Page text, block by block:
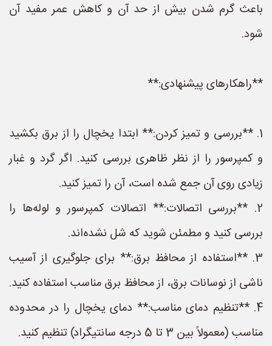
باعث گرم شدن بیش از حد آن و کاهش عمر مفید آن
شود.
**راهکارهای پیشنهادی:**
1. **بررسی و تمیز کردن:** ابتدا یخچال را از برق بکشید
و کمپرسور را از نظر ظاهری بررسی کنید. اگر گرد و غبار
زیادی روی آن جمع شده است، آن را تمیز کنید.
2. **بررسی اتصالات:** اتصالات کمپرسور و لوله‌ها را
بررسی کنید و مطمئن شوید که شل نشده‌اند.
3. **استفاده از محافظ برق:** برای جلوگیری از آسیب
ناشی از نوسانات برق، از محافظ برق مناسب استفاده کنید.
4. **تنظیم دمای مناسب:** دمای یخچال را در محدوده
مناسب (معمولاً بین 3 تا 5 درجه سانتیگراد) تنظیم کنید.